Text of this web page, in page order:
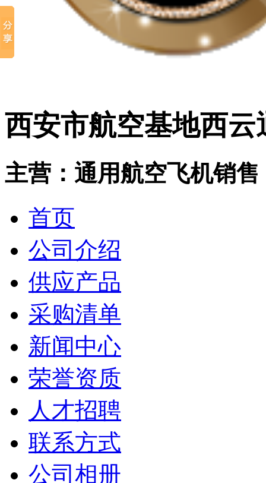
西安市航空基地西
主营：通用航空飞机销
首页
公司介绍
供应产品
采购清单
新闻中心
荣誉资质
人才招聘
联系方式
公司相册